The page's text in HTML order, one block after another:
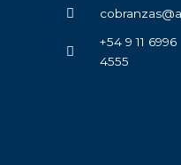
+54 9 11 6996
4555